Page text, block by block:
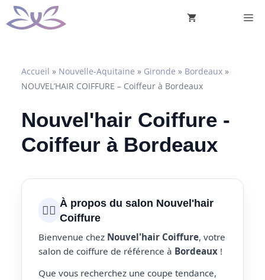
Aller
au
Accueil » Nouvelle-Aquitaine » Gironde » Bordeaux »
NOUVEL’HAIR COIFFURE – Coiffeur à Bordeaux
Nouvel'hair Coiffure -
Coiffeur à Bordeaux
💇‍♀️ À propos du salon Nouvel'hair
Coiffure
Bienvenue chez Nouvel'hair Coiffure, votre
salon de coiffure de référence à Bordeaux !
Que vous recherchez une coupe tendance,